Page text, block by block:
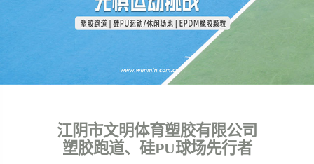
江阴市文明体育塑胶有限公司
塑胶跑道、硅PU球场先行者